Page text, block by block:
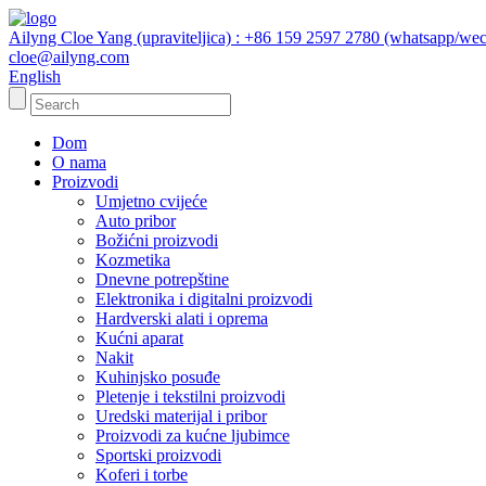
Ailyng Cloe Yang (upraviteljica) : +86 159 2597 2780 (whatsapp/
cloe@ailyng.com
English
Dom
O nama
Proizvodi
Umjetno cvijeće
Auto pribor
Božićni proizvodi
Kozmetika
Dnevne potrepštine
Elektronika i digitalni proizvodi
Hardverski alati i oprema
Kućni aparat
Nakit
Kuhinjsko posuđe
Pletenje i tekstilni proizvodi
Uredski materijal i pribor
Proizvodi za kućne ljubimce
Sportski proizvodi
Koferi i torbe